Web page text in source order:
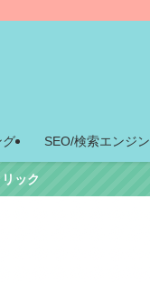
グ SEO/検索エンジン
ック